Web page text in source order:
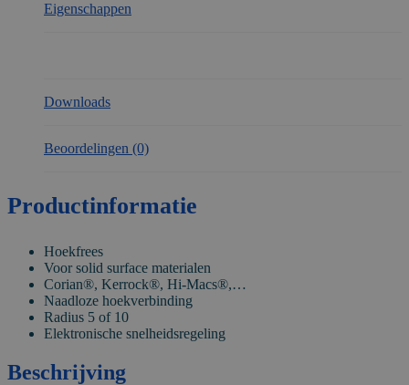
Eigenschappen
Downloads
Beoordelingen (0)
Productinformatie
Hoekfrees
Voor solid surface materialen
Corian®, Kerrock®, Hi-Macs®,…
Naadloze hoekverbinding
Radius 5 of 10
Elektronische snelheidsregeling
Beschrijving